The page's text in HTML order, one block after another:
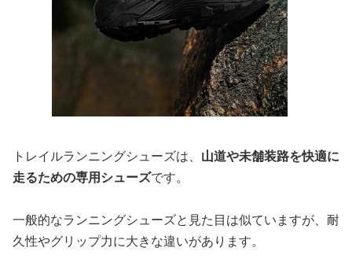
トレイルランニングシューズは、 山道や未舗装路を快適に
走るための専用シューズです。
一般的なランニングシューズと見た目は似ていますが、耐
久性やグリップ力に大きな違いがあります。